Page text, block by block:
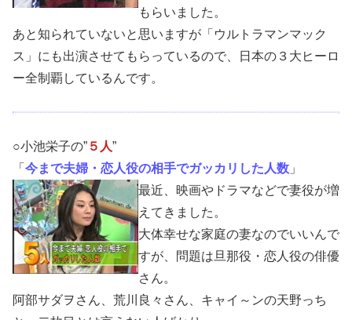
もらいました。
あと知られていないと思いますが「ウルトラマンマック
ス」にも出演させてもらっているので、日本の３大ヒーロ
ー全制覇しているんです。
○小池栄子の” ５人”
「 今まで夫婦・恋人役の相手でガッカリした人数 」
最近、映画やドラマなどで妻役が増
えてきました。
大体幸せな家庭の妻なのでいいんで
すが、問題は旦那役・恋人役の俳優
さん。
阿部サダヲさん、荒川良々さん、キャイ～ンの天野っち